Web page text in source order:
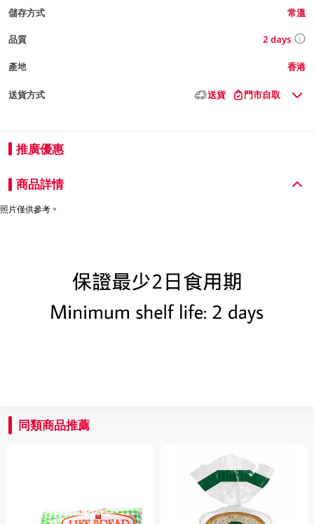
儲存方式 常溫
品質 2 days
產地 香港
送貨方式 送貨 門市自取
推廣優惠
商品詳情
照片僅供參考。
同類商品推薦